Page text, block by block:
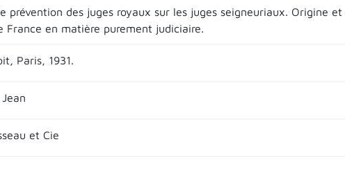
prévention des juges royaux sur les juges seigneuriaux. Origine
France en matière purement judiciaire.
Paris, 1931.
Jean
et Cie